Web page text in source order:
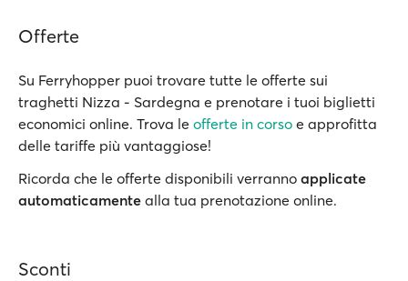
Offerte
Su Ferryhopper puoi trovare tutte le offerte sui
traghetti Nizza - Sardegna e prenotare i tuoi biglietti
economici online. Trova le offerte in corso e approfitta
delle tariffe più vantaggiose!
Ricorda che le offerte disponibili verranno applicate
automaticamente alla tua prenotazione online.
Sconti